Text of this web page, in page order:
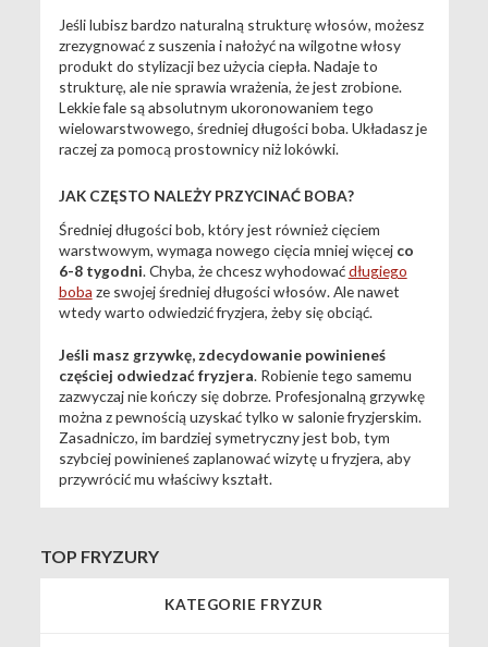
Jeśli lubisz bardzo naturalną strukturę włosów, możesz
zrezygnować z suszenia i nałożyć na wilgotne włosy
produkt do stylizacji bez użycia ciepła. Nadaje to
strukturę, ale nie sprawia wrażenia, że jest zrobione.
Lekkie fale są absolutnym ukoronowaniem tego
wielowarstwowego, średniej długości boba. Układasz je
raczej za pomocą prostownicy niż lokówki.
JAK CZĘSTO NALEŻY PRZYCINAĆ BOBA?
Średniej długości bob, który jest również cięciem
warstwowym, wymaga nowego cięcia mniej więcej co
6-8 tygodni. Chyba, że chcesz wyhodowaćdługiego
boba ze swojej średniej długości włosów. Ale nawet
wtedy warto odwiedzić fryzjera, żeby się obciąć.
Jeśli masz grzywkę, zdecydowanie powinieneś
częściej odwiedzać fryzjera. Robienie tego samemu
zazwyczaj nie kończy się dobrze. Profesjonalną grzywkę
można z pewnością uzyskać tylko w salonie fryzjerskim.
Zasadniczo, im bardziej symetryczny jest bob, tym
szybciej powinieneś zaplanować wizytę u fryzjera, aby
przywrócić mu właściwy kształt.
TOP FRYZURY
KATEGORIE FRYZUR